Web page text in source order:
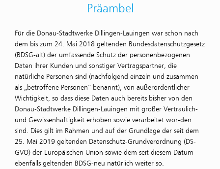
Präambel
Für die Donau-Stadtwerke Dillingen-Lauingen war schon nach
dem bis zum 24. Mai 2018 geltenden Bundesdatenschutzgesetz
(BDSG-alt) der umfassende Schutz der personenbezogenen
Daten ihrer Kunden und sonstiger Vertragspartner, die
natürliche Personen sind (nachfolgend einzeln und zusammen
als „betroffene Personen“ benannt), von außerordentlicher
Wichtigkeit, so dass diese Daten auch bereits bisher von den
Donau-Stadtwerke Dillingen-Lauingen mit großer Vertraulich-
und Gewissenhaftigkeit erhoben sowie verarbeitet wor-den
sind. Dies gilt im Rahmen und auf der Grundlage der seit dem
25. Mai 2019 geltenden Datenschutz-Grundverordnung (DS-
GVO) der Europäischen Union sowie dem seit diesem Datum
ebenfalls geltenden BDSG-neu natürlich weiter so.